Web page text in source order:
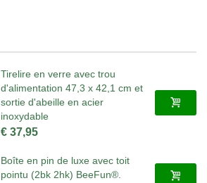
Tirelire en verre avec trou
d'alimentation 47,3 x 42,1 cm et
sortie d'abeille en acier
inoxydable
€ 37,95
Boîte en pin de luxe avec toit
pointu (2bk 2hk) BeeFun®.